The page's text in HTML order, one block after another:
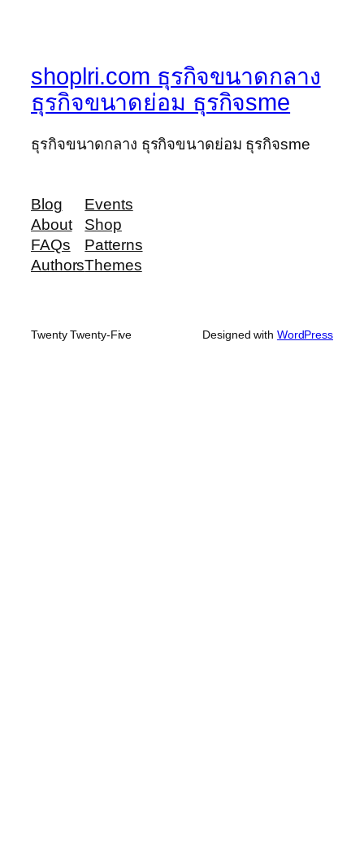
shoplri.com ธุรกิจขนาดกลาง
ธุรกิจขนาดย่อม ธุรกิจsme
ธุรกิจขนาดกลาง ธุรกิจขนาดย่อม ธุรกิจsme
Blog
About
FAQs
Authors
Events
Shop
Patterns
Themes
Twenty Twenty-Five Designed with WordPress